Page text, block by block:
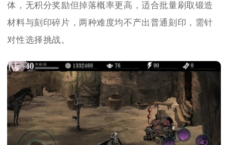
体，无积分奖励但掉落概率更高，适合批量刷取锻造
材料与刻印碎片，两种难度均不产出普通刻印，需针
对性选择挑战。